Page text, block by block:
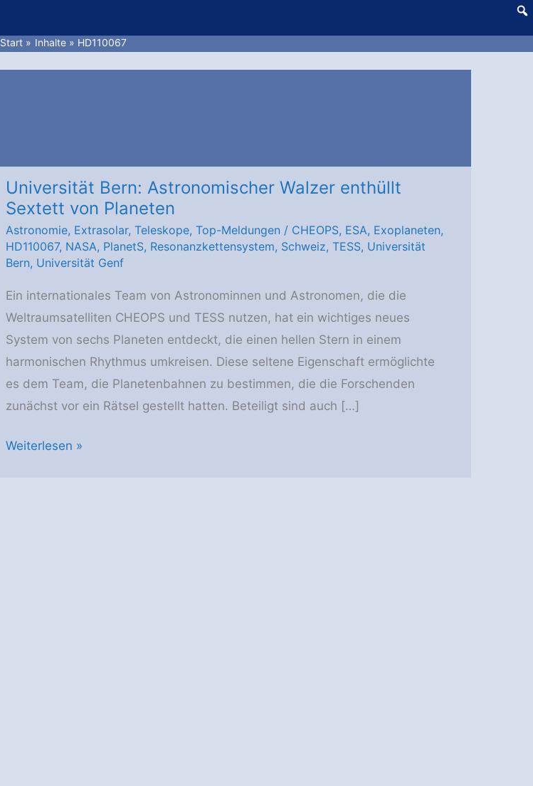
Start Inhalte HD110067
Universität Bern: Astronomischer Walzer enthüllt
Sextett von Planeten
Astronomie, Extrasolar, Teleskope, Top-Meldungen / CHEOPS, ESA, Exoplaneten,
HD110067, NASA, PlanetS, Resonanzkettensystem, Schweiz, TESS, Universität
Bern, Universität Genf
Ein internationales Team von Astronominnen und Astronomen, die die
Weltraumsatelliten CHEOPS und TESS nutzen, hat ein wichtiges neues
System von sechs Planeten entdeckt, die einen hellen Stern in einem
harmonischen Rhythmus umkreisen. Diese seltene Eigenschaft ermöglichte
es dem Team, die Planetenbahnen zu bestimmen, die die Forschenden
zunächst vor ein Rätsel gestellt hatten. Beteiligt sind auch […]
Universität
Weiterlesen »